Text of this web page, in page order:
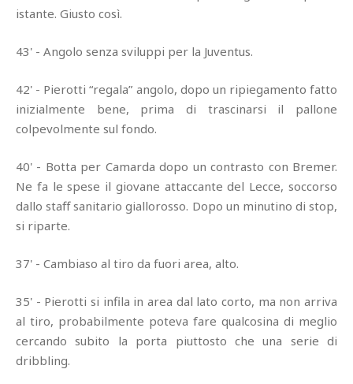
istante. Giusto così.
43' - Angolo senza sviluppi per la Juventus.
42' - Pierotti “regala” angolo, dopo un ripiegamento fatto
inizialmente bene, prima di trascinarsi il pallone
colpevolmente sul fondo.
40' - Botta per Camarda dopo un contrasto con Bremer.
Ne fa le spese il giovane attaccante del Lecce, soccorso
dallo staff sanitario giallorosso. Dopo un minutino di stop,
si riparte.
37' - Cambiaso al tiro da fuori area, alto.
35' - Pierotti si infila in area dal lato corto, ma non arriva
al tiro, probabilmente poteva fare qualcosina di meglio
cercando subito la porta piuttosto che una serie di
dribbling.